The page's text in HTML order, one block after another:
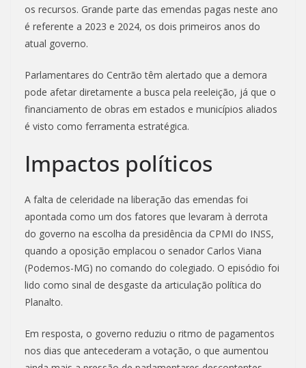
os recursos. Grande parte das emendas pagas neste ano
é referente a 2023 e 2024, os dois primeiros anos do
atual governo.
Parlamentares do Centrão têm alertado que a demora
pode afetar diretamente a busca pela reeleição, já que o
financiamento de obras em estados e municípios aliados
é visto como ferramenta estratégica.
Impactos políticos
A falta de celeridade na liberação das emendas foi
apontada como um dos fatores que levaram à derrota
do governo na escolha da presidência da CPMI do INSS,
quando a oposição emplacou o senador Carlos Viana
(Podemos-MG) no comando do colegiado. O episódio foi
lido como sinal de desgaste da articulação política do
Planalto.
Em resposta, o governo reduziu o ritmo de pagamentos
nos dias que antecederam a votação, o que aumentou